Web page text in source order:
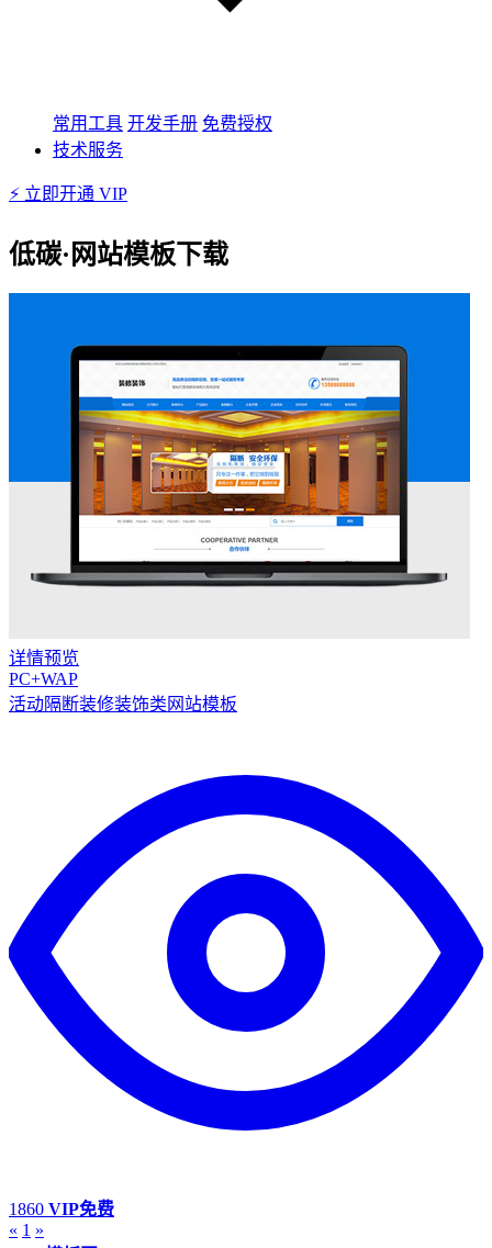
常用工具 开发手册 免费授权
技术服务
⚡ 立即开通 VIP
低碳·网站模板下载
详情预览
PC+WAP
活动隔断装修装饰类网站模板
1860 VIP免费
« 1 »